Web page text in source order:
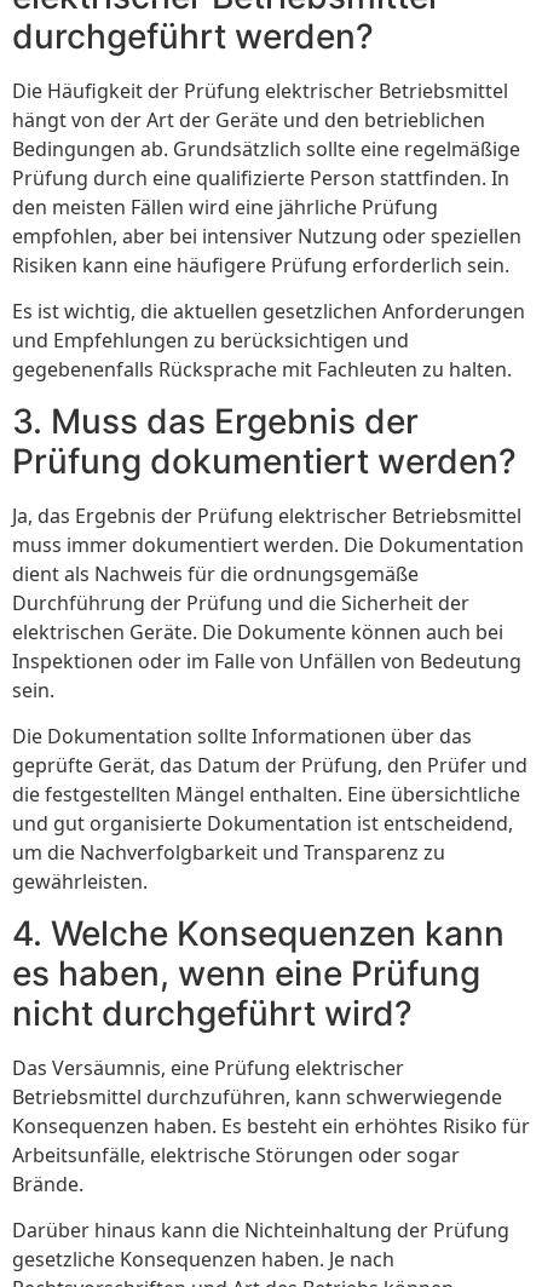
durchgeführt werden?
Die Häufigkeit der Prüfung elektrischer Betriebsmittel
hängt von der Art der Geräte und den betrieblichen
Bedingungen ab. Grundsätzlich sollte eine regelmäßige
Prüfung durch eine qualifizierte Person stattfinden. In
den meisten Fällen wird eine jährliche Prüfung
empfohlen, aber bei intensiver Nutzung oder speziellen
Risiken kann eine häufigere Prüfung erforderlich sein.
Es ist wichtig, die aktuellen gesetzlichen Anforderungen
und Empfehlungen zu berücksichtigen und
gegebenenfalls Rücksprache mit Fachleuten zu halten.
3. Muss das Ergebnis der
Prüfung dokumentiert werden?
Ja, das Ergebnis der Prüfung elektrischer Betriebsmittel
muss immer dokumentiert werden. Die Dokumentation
dient als Nachweis für die ordnungsgemäße
Durchführung der Prüfung und die Sicherheit der
elektrischen Geräte. Die Dokumente können auch bei
Inspektionen oder im Falle von Unfällen von Bedeutung
sein.
Die Dokumentation sollte Informationen über das
geprüfte Gerät, das Datum der Prüfung, den Prüfer und
die festgestellten Mängel enthalten. Eine übersichtliche
und gut organisierte Dokumentation ist entscheidend,
um die Nachverfolgbarkeit und Transparenz zu
gewährleisten.
4. Welche Konsequenzen kann
es haben, wenn eine Prüfung
nicht durchgeführt wird?
Das Versäumnis, eine Prüfung elektrischer
Betriebsmittel durchzuführen, kann schwerwiegende
Konsequenzen haben. Es besteht ein erhöhtes Risiko für
Arbeitsunfälle, elektrische Störungen oder sogar
Brände.
Darüber hinaus kann die Nichteinhaltung der Prüfung
gesetzliche Konsequenzen haben. Je nach